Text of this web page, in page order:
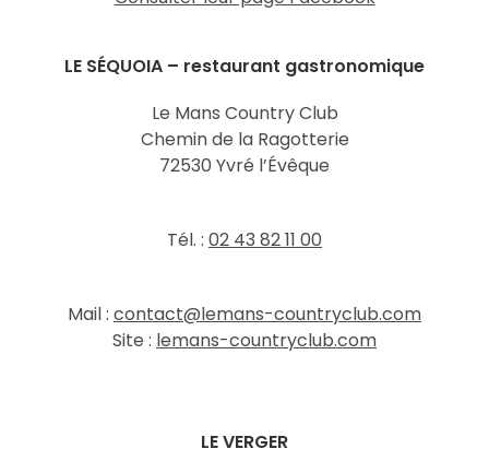
LE SÉQUOIA – restaurant gastronomique
Le Mans Country Club
Chemin de la Ragotterie
72530 Yvré l’Évêque
Tél. : 02 43 82 11 00
Mail : contact@lemans-countryclub.com
Site : lemans-countryclub.com
LE VERGER